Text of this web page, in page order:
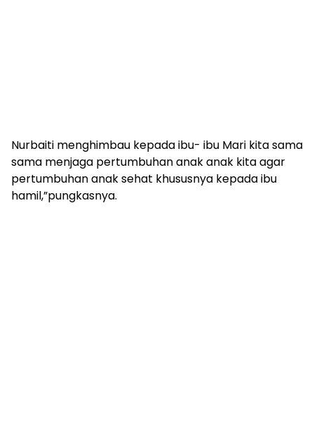
Nurbaiti menghimbau kepada ibu- ibu Mari kita sama
sama menjaga pertumbuhan anak anak kita agar
pertumbuhan anak sehat khususnya kepada ibu
hamil,”pungkasnya.